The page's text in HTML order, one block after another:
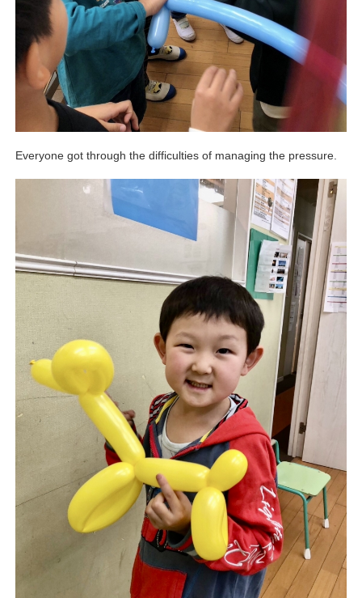
Everyone got through the difficulties of managing the pressure.